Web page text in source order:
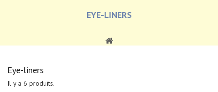
EYE-LINERS
Eye-liners
Il y a 6 produits.